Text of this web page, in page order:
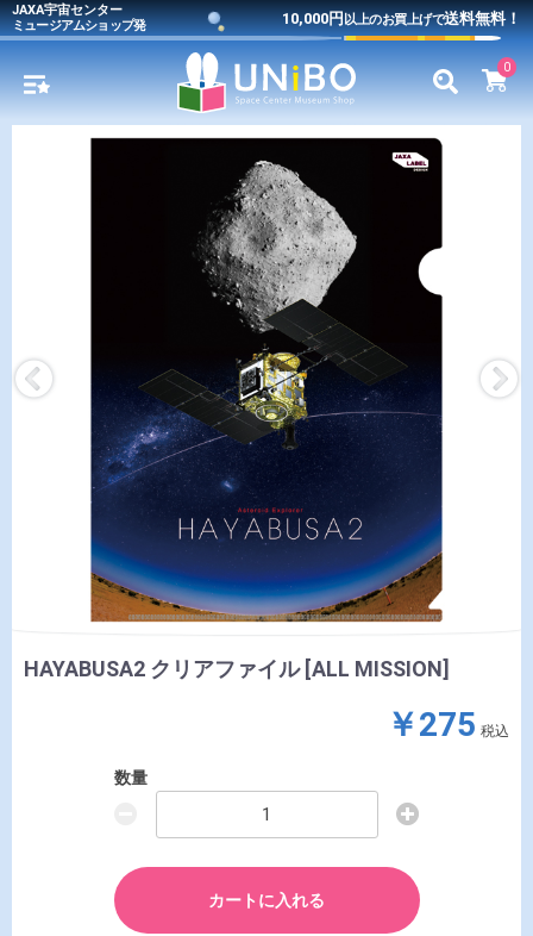
JAXA宇宙センター
ミュージアムショップ発
10,000円以上のお買上げで送料無料！
0
HAYABUSA2 クリアファイル [ALL MISSION]
￥275 税込
数量
カートに入れる